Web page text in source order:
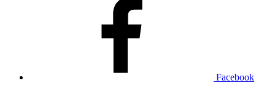
Facebook